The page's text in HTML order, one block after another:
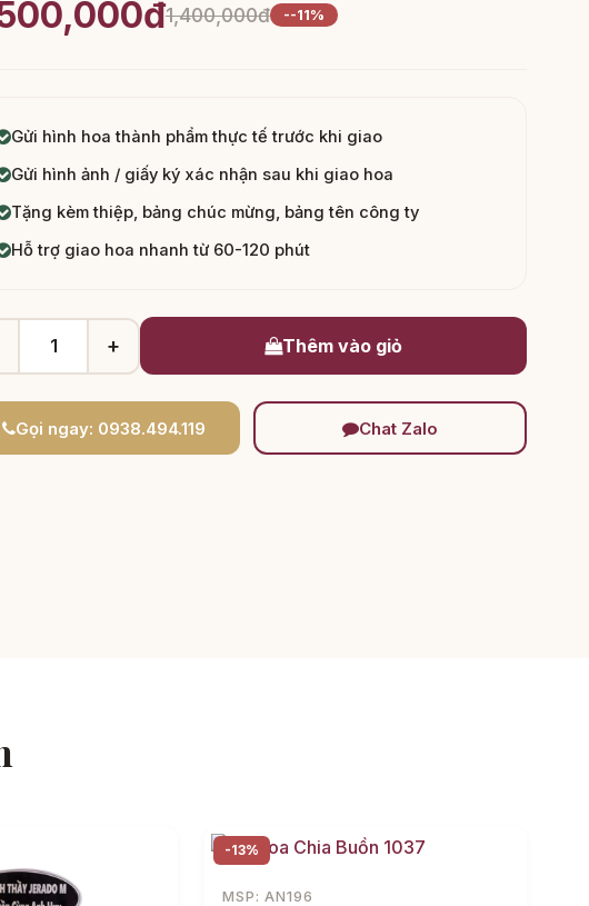
1,400,000đ --11%
Gửi hình hoa thành phẩm thực tế trước khi giao
Gửi hình ảnh / giấy ký xác nhận sau khi giao hoa
Tặng kèm thiệp, bảng chúc mừng, bảng tên công ty
Hỗ trợ giao hoa nhanh từ 60-120 phút
+ Thêm vào giỏ
Gọi ngay: 0938.494.119 Chat Zalo
-13%
MSP: AN196